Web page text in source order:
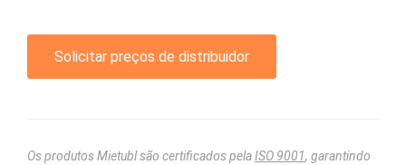
Solicitar preços de distribuidor
Os produtos Mietubl são certificados pelaISO 9001, garantindo